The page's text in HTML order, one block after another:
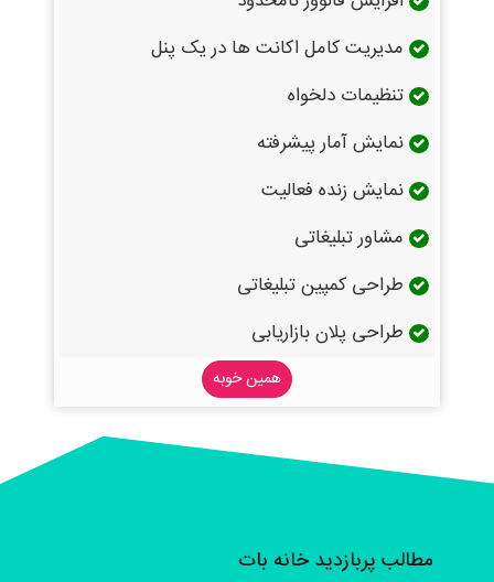
مدیریت کامل اکانت ها در یک پنل
تنظیمات دلخواه
نمایش آمار پیشرفته
نمایش زنده فعالیت
مشاور تبلیغاتی
طراحی کمپین تبلیغاتی
طراحی پلان بازاریابی
همین خوبه
مطالب پربازدید خانه بات